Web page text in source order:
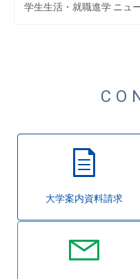
学生生活・就職進学 ニュ
大学案内資料請求